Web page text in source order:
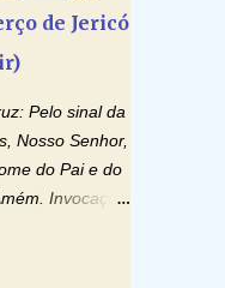
de Jericó
Pelo sinal da
Nosso Senhor,
do Pai e do
Invocação